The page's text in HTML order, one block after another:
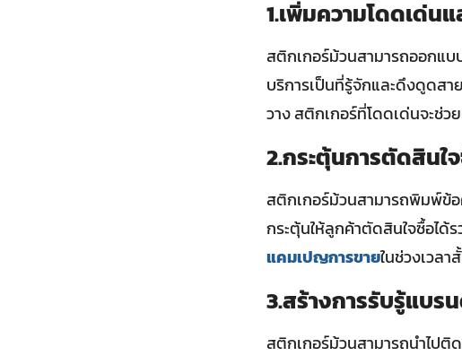
1.เพิ่มความโดดเด่น
สติกเกอร์ม้วนสามารถออกแบ
บริการเป็นที่รู้จักและดึงดูดส
วาง สติกเกอร์ที่โดดเด่นจะช่
2.กระตุ้นการตัดสินใ
สติกเกอร์ม้วนสามารถพิมพ์ข้อ
กระตุ้นให้ลูกค้าตัดสินใจซื้อได้ร
แคมเปญการขายในช่วงเวล
3.สร้างการรับรู้แบ
สติกเกอร์ม้วนสามารถนำไป